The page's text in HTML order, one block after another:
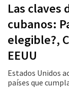
Las claves
cubanos:
elegible?,
EEUU
Estados Unidos
países que